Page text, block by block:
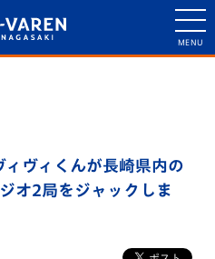
ィヴィくんが長崎県内の
オ2局をジャックしま